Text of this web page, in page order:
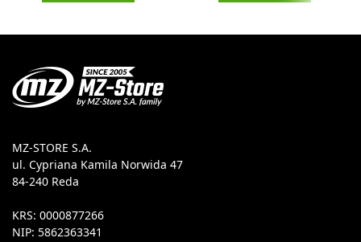
MZ-STORE S.A.
ul. Cypriana Kamila Norwida 47
84-240 Reda
KRS: 0000877266
NIP: 5862363341